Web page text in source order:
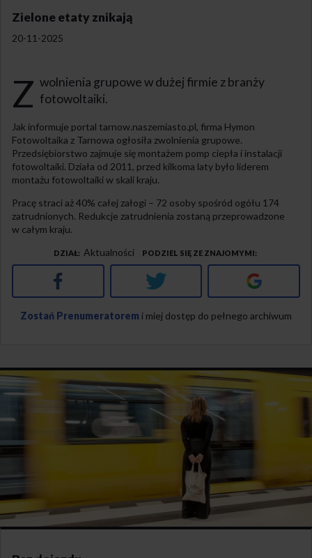
Zielone etaty znikają
20-11-2025
Z wolnienia grupowe w dużej firmie z branży
fotowoltaiki.
Jak informuje portal tarnow.naszemiasto.pl, firma Hymon
Fotowoltaika z Tarnowa ogłosiła zwolnienia grupowe.
Przedsiębiorstwo zajmuje się montażem pomp ciepła i instalacji
fotowoltaiki. Działa od 2011, przed kilkoma laty było liderem
montażu fotowoltaiki w skali kraju.
Pracę straci aż 40% całej załogi – 72 osoby spośród ogółu 174
zatrudnionych. Redukcje zatrudnienia zostaną przeprowadzone
w całym kraju.
DZIAŁ Aktualności PODZIEL SIĘ ZE ZNAJOMYMI
Facebook Twitter Google+
Zostań Prenumeratorem i miej dostęp do pełnego archiwum